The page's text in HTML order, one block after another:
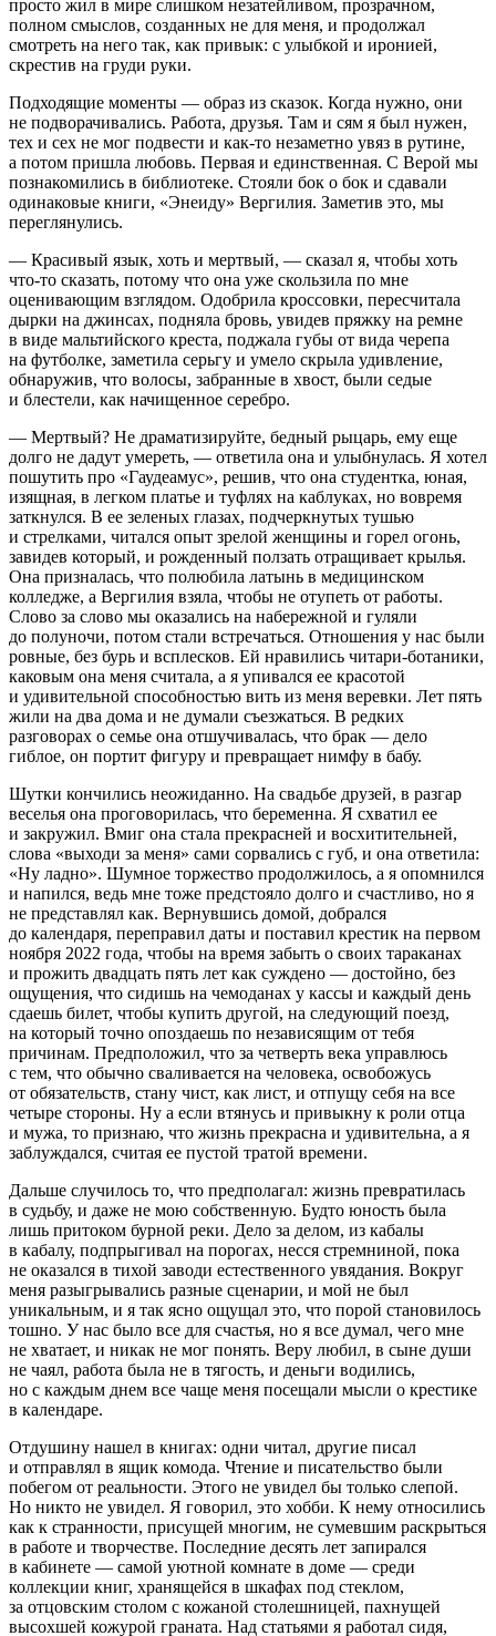
просто жил в мире слишком незатейливом, прозрачном,
полном смыслов, созданных не для меня, и продолжал
смотреть на него так, как привык: с улыбкой и иронией,
скрестив на груди руки.
Подходящие моменты — образ из сказок. Когда нужно, они
не подворачивались. Работа, друзья. Там и сям я был нужен,
тех и сех не мог подвести и как-то незаметно увяз в рутине,
а потом пришла любовь. Первая и единственная. С Верой мы
познакомились в библиотеке. Стояли бок о бок и сдавали
одинаковые книги, «Энеиду» Вергилия. Заметив это, мы
переглянулись.
— Красивый язык, хоть и мертвый, — сказал я, чтобы хоть
что-то сказать, потому что она уже скользила по мне
оценивающим взглядом. Одобрила кроссовки, пересчитала
дырки на джинсах, подняла бровь, увидев пряжку на ремне
в виде мальтийского креста, поджала губы от вида черепа
на футболке, заметила серьгу и умело скрыла удивление,
обнаружив, что волосы, забранные в хвост, были седые
и блестели, как начищенное серебро.
— Мертвый? Не драматизируйте, бедный рыцарь, ему еще
долго не дадут умереть, — ответила она и улыбнулась. Я хотел
пошутить про «Гаудеамус», решив, что она студентка, юная,
изящная, в легком платье и туфлях на каблуках, но вовремя
заткнулся. В ее зеленых глазах, подчеркнутых тушью
и стрелками, читался опыт зрелой женщины и горел огонь,
завидев который, и рожденный ползать отращивает крылья.
Она призналась, что полюбила латынь в медицинском
колледже, а Вергилия взяла, чтобы не отупеть от работы.
Слово за слово мы оказались на набережной и гуляли
до полуночи, потом стали встречаться. Отношения у нас были
ровные, без бурь и всплесков. Ей нравились читари-ботаники,
каковым она меня считала, а я упивался ее красотой
и удивительной способностью вить из меня веревки. Лет пять
жили на два дома и не думали съезжаться. В редких
разговорах о семье она отшучивалась, что брак — дело
гиблое, он портит фигуру и превращает нимфу в бабу.
Шутки кончились неожиданно. На свадьбе друзей, в разгар
веселья она проговорилась, что беременна. Я схватил ее
и закружил. Вмиг она стала прекрасней и восхитительней,
слова «выходи за меня» сами сорвались с губ, и она ответила:
«Ну ладно». Шумное торжество продолжилось, а я опомнился
и напился, ведь мне тоже предстояло долго и счастливо, но я
не представлял как. Вернувшись домой, добрался
до календаря, переправил даты и поставил крестик на первом
ноября 2022 года, чтобы на время забыть о своих тараканах
и прожить двадцать пять лет как суждено — достойно, без
ощущения, что сидишь на чемоданах у кассы и каждый день
сдаешь билет, чтобы купить другой, на следующий поезд,
на который точно опоздаешь по независящим от тебя
причинам. Предположил, что за четверть века управлюсь
с тем, что обычно сваливается на человека, освобожусь
от обязательств, стану чист, как лист, и отпущу себя на все
четыре стороны. Ну а если втянусь и привыкну к роли отца
и мужа, то признаю, что жизнь прекрасна и удивительна, а я
заблуждался, считая ее пустой тратой времени.
Дальше случилось то, что предполагал: жизнь превратилась
в судьбу, и даже не мою собственную. Будто юность была
лишь притоком бурной реки. Дело за делом, из кабалы
в кабалу, подпрыгивал на порогах, несся стремниной, пока
не оказался в тихой заводи естественного увядания. Вокруг
меня разыгрывались разные сценарии, и мой не был
уникальным, и я так ясно ощущал это, что порой становилось
тошно. У нас было все для счастья, но я все думал, чего мне
не хватает, и никак не мог понять. Веру любил, в сыне души
не чаял, работа была не в тягость, и деньги водились,
но с каждым днем все чаще меня посещали мысли о крестике
в календаре.
Отдушину нашел в книгах: одни читал, другие писал
и отправлял в ящик комода. Чтение и писательство были
побегом от реальности. Этого не увидел бы только слепой.
Но никто не увидел. Я говорил, это хобби. К нему относились
как к странности, присущей многим, не сумевшим раскрыться
в работе и творчестве. Последние десять лет запирался
в кабинете — самой уютной комнате в доме — среди
коллекции книг, хранящейся в шкафах под стеклом,
за отцовским столом с кожаной столешницей, пахнущей
высохшей кожурой граната. Над статьями я работал сидя,